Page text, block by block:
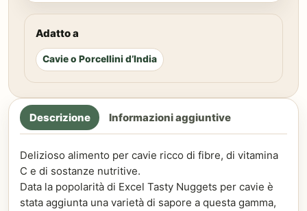
Adatto a
Cavie o Porcellini d’India
Descrizione Informazioni aggiuntive
Delizioso alimento per cavie ricco di fibre, di vitamina
C e di sostanze nutritive.
Data la popolarità di Excel Tasty Nuggets per cavie è
stata aggiunta una varietà di sapore a questa gamma,